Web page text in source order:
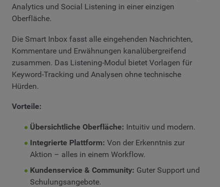
Analytics und Social Listening in einer einzigen
Oberfläche.
Die Smart Inbox fasst alle eingehenden Nachrichten,
Kommentare und Erwähnungen kanalübergreifend
zusammen. Das Listening-Modul bietet Vorlagen für
Keyword-Tracking und Analysen ohne technische
Hürden.
Vorteile:
Übersichtliche Oberfläche: Intuitiv und modern.
Integrierte Plattform: Von der Erkenntnis zur
Aktion – alles in einem Workflow.
Kundenservice & Community: Guter Support und
Schulungsangebote.